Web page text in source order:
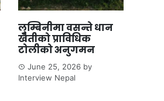
लुम्बिनीमा वसन्ते धान
खेतीको प्राविधिक
टोलीको अनुगमन
June 25, 2026 by
Interview Nepal